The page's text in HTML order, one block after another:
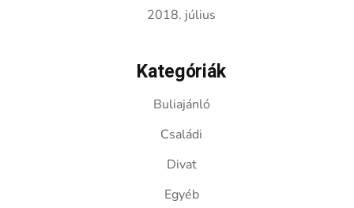
2018. július
Kategóriák
Buliajánló
Családi
Divat
Egyéb